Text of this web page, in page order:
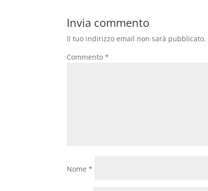
Invia commento
Il tuo indirizzo email non sarà pubblicato.
Commento*
Nome*